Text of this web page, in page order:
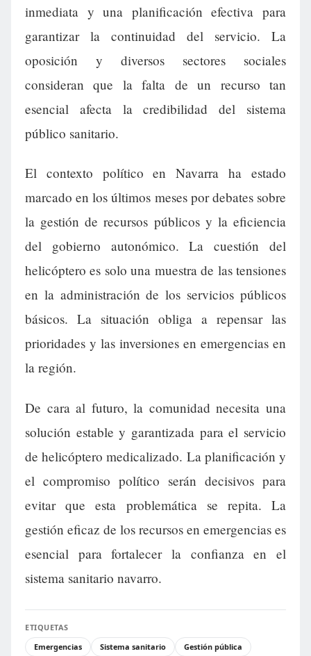
inmediata y una planificación efectiva para
garantizar la continuidad del servicio. La
oposición y diversos sectores sociales
consideran que la falta de un recurso tan
esencial afecta la credibilidad del sistema
público sanitario.
El contexto político en Navarra ha estado
marcado en los últimos meses por debates sobre
la gestión de recursos públicos y la eficiencia
del gobierno autonómico. La cuestión del
helicóptero es solo una muestra de las tensiones
en la administración de los servicios públicos
básicos. La situación obliga a repensar las
prioridades y las inversiones en emergencias en
la región.
De cara al futuro, la comunidad necesita una
solución estable y garantizada para el servicio
de helicóptero medicalizado. La planificación y
el compromiso político serán decisivos para
evitar que esta problemática se repita. La
gestión eficaz de los recursos en emergencias es
esencial para fortalecer la confianza en el
sistema sanitario navarro.
ETIQUETAS
Emergencias
Sistema sanitario
Gestión pública